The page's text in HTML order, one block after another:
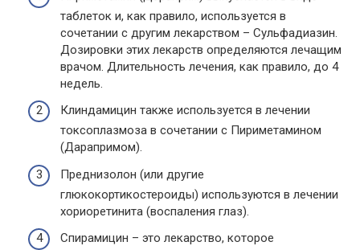
таблеток и, как правило, используется в
сочетании с другим лекарством – Сульфадиазин.
Дозировки этих лекарств определяются лечащим
врачом. Длительность лечения, как правило, до 4
недель.
Клиндамицин также используется в лечении
токсоплазмоза в сочетании с Пириметамином
(Дарапримом).
Преднизолон (или другие
глюкокортикостероиды) используются в лечении
хориоретинита (воспаления глаз).
Спирамицин – это лекарство, которое